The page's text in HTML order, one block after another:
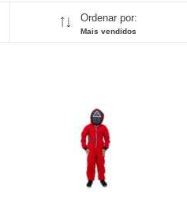
Ordenar por:
Mais vendidos